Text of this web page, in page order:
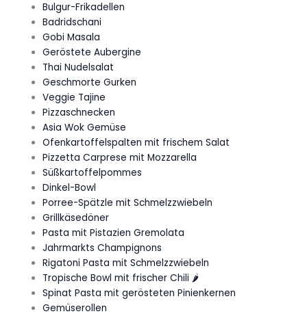
Bulgur-Frikadellen
Badridschani
Gobi Masala
Geröstete Aubergine
Thai Nudelsalat
Geschmorte Gurken
Veggie Tajine
Pizzaschnecken
Asia Wok Gemüse
Ofenkartoffelspalten mit frischem Salat
Pizzetta Carprese mit Mozzarella
Süßkartoffelpommes
Dinkel-Bowl
Porree-Spätzle mit Schmelzzwiebeln
Grillkäsedöner
Pasta mit Pistazien Gremolata
Jahrmarkts Champignons
Rigatoni Pasta mit Schmelzzwiebeln
Tropische Bowl mit frischer Chili 🌶️
Spinat Pasta mit gerösteten Pinienkernen
Gemüserollen